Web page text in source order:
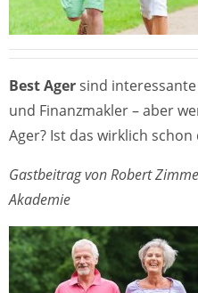
Best Agersind
und Finanzmakler – aber
Ager? Ist das wirklich
Gastbeitrag von Robert
Akademie